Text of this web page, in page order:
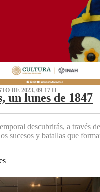
DE 2023, 09-17 H
un lunes de 1847
descubrirás, a través
sucesos y batallas que